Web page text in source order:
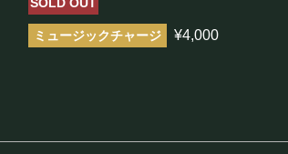
まほろ座について
機材リスト
¥4,000